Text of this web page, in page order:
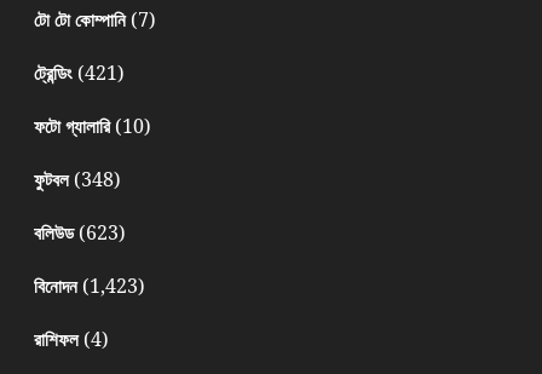
টো টো কোম্পানি(7)
ট্রেন্ডিং(421)
ফটো গ্যালারি(10)
ফুটবল(348)
বলিউড(623)
বিনোদন(1,423)
রাশিফল(4)